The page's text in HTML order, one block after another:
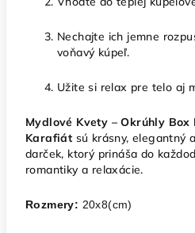
Nechajte ich jemne
voňavý kúpeľ.
Užite si relax pre telo aj
Mydlové Kvety – Okrúhly Box
Karafiát sú krásny, elegantný
darček, ktorý prináša do
romantiky a relaxácie.
Rozmery: 20x8(cm)